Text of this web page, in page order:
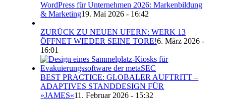
WordPress für Unternehmen 2026: Markenbildung
& Marketing19. Mai 2026 - 16:42
ZURÜCK ZU NEUEN UFERN: WERK 13
ÖFFNET WIEDER SEINE TORE!6. März 2026 -
16:01
BEST PRACTICE: GLOBALER AUFTRITT –
ADAPTIVES STANDDESIGN FÜR
»JAMES«11. Februar 2026 - 15:32